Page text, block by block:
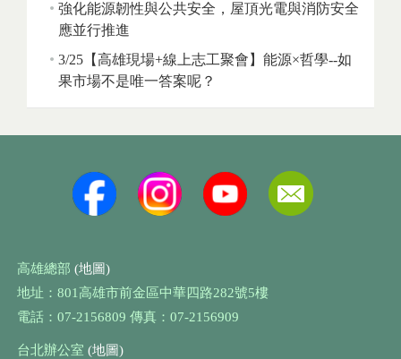
強化能源韌性與公共安全，屋頂光電與消防安全
應並行推進
3/25【高雄現場+線上志工聚會】能源×哲學--如
果市場不是唯一答案呢？
高雄總部 (地圖)
地址：801高雄市前金區中華四路282號5樓
電話：07-2156809 傳真：07-2156909
台北辦公室 (地圖)